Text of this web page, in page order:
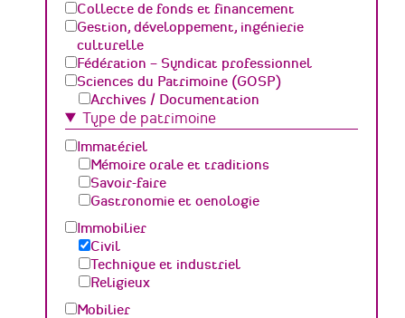
Collecte de fonds et financement
Gestion, développement, ingénierie
culturelle
Fédération – Syndicat professionnel
Sciences du Patrimoine (GOSP)
Archives / Documentation
Conservation du patrimoine et
Humanités numériques
Relations Publiques (médiation
culturelle et valorisation)
Sciences des matériaux et de l'ingénierie
Type de patrimoine
Immatériel
Mémoire orale et traditions
Savoir-faire
Gastronomie et oenologie
Immobilier
Civil
Technique et industriel
Religieux
Mobilier